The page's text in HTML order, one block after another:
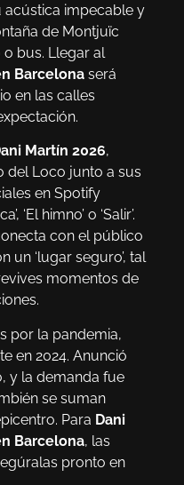
acústica impecable y
de Montjuïc
bus. Llegar al
Barcelona será
en las calles
Martín 2026,
del Loco junto a sus
en Spotify
‘El himno’ o ‘Salir’.
con el público
un ‘lugar seguro’, tal
momentos de
por la pandemia,
en 2024. Anunció
y la demanda fue
se suman
Para Dani
Barcelona, las
pronto en